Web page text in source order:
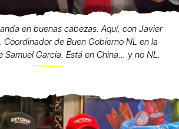
en buenas cabezas. Aquí, con Javier
Coordinador de Buen Gobierno NL en la
Samuel García. Está en China... y no NL.